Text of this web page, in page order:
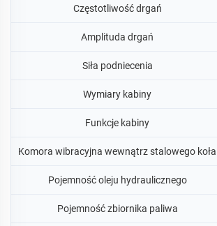
Częstotliwość drgań
Amplituda drgań
Siła podniecenia
Wymiary kabiny
Funkcje kabiny
Komora wibracyjna wewnątrz stalowego koła
Pojemność oleju hydraulicznego
Pojemność zbiornika paliwa